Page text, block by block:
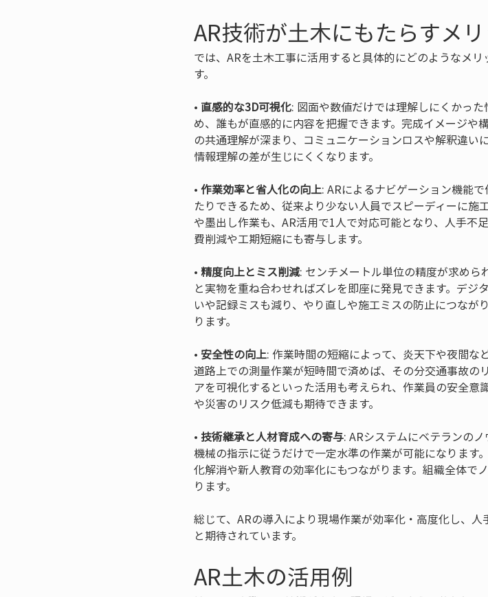
AR技術が土木にもたらすメ
では、ARを土木工事に活用すると具体的にどのようなメ
す。
• 直感的な3D可視化: 図面や数値だけでは理解しにくかっ
め、誰もが直感的に内容を把握できます。完成イメージや
の共通理解が深まり、コミュニケーションロスや解釈違い
• 作業効率と省人化の向上: ARによるナビゲーション機能
たりできるため、従来より少ない人員でスピーディーに
や墨出し作業も、AR活用で1人で対応可能となり、人手不
• 精度向上とミス削減: センチメートル単位の精度が求めら
と実物を重ね合わせればズレを即座に発見できます。デ
いや記録ミスも減り、やり直しや施工ミスの防止につな
• 安全性の向上: 作業時間の短縮によって、炎天下や夜間
道路上での測量作業が短時間で済めば、その分交通事故の
アを可視化するといった活用も考えられ、作業員の安全
• 技術継承と人材育成への寄与: ARシステムにベテランの
機械の指示に従うだけで一定水準の作業が可能になります
化解消や新人教育の効率化にもつながります。組織全体で
ります。
総じて、ARの導入により現場作業が効率化・高度化し、
と期待されています。
AR土木の活用例